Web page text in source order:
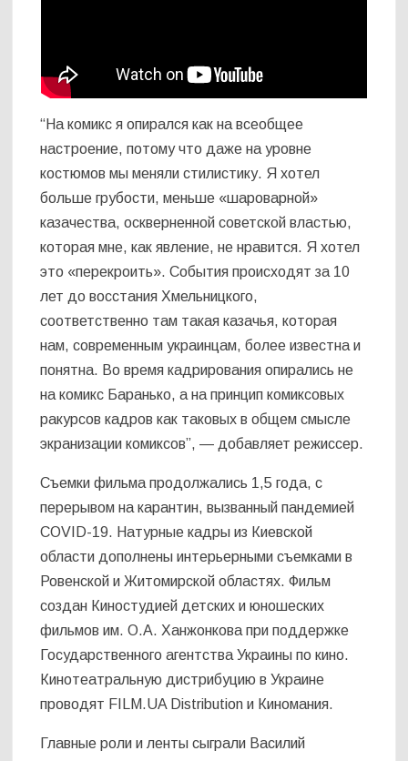
“На комикс я опирался как на всеобщее
настроение, потому что даже на уровне
костюмов мы меняли стилистику. Я хотел
больше грубости, меньше «шароварной»
казачества, оскверненной советской властью,
которая мне, как явление, не нравится. Я хотел
это «перекроить». События происходят за 10
лет до восстания Хмельницкого,
соответственно там такая казачья, которая
нам, современным украинцам, более известна и
понятна. Во время кадрирования опирались не
на комикс Баранько, а на принцип комиксовых
ракурсов кадров как таковых в общем смысле
экранизации комиксов”, — добавляет режиссер.
Съемки фильма продолжались 1,5 года, с
перерывом на карантин, вызванный пандемией
COVID-19. Натурные кадры из Киевской
области дополнены интерьерными съемками в
Ровенской и Житомирской областях. Фильм
создан Киностудией детских и юношеских
фильмов им. О.А. Ханжонкова при поддержке
Государственного агентства Украины по кино.
Кинотеатральную дистрибуцию в Украине
проводят FILM.UA Distribution и Киномания.
Главные роли и ленты сыграли Василий